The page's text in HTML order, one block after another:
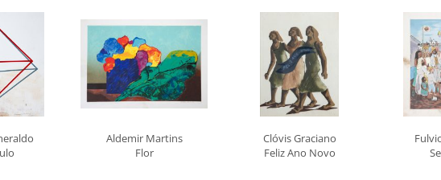
Aldemir Martins
Flor
Clóvis Graciano
Feliz Ano Novo